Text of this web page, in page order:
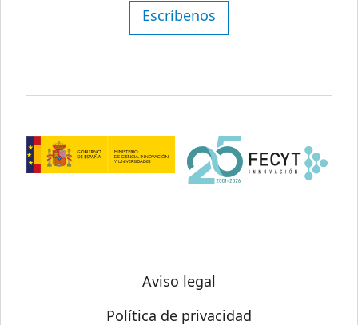
Escríbenos
Aviso legal
Política de privacidad